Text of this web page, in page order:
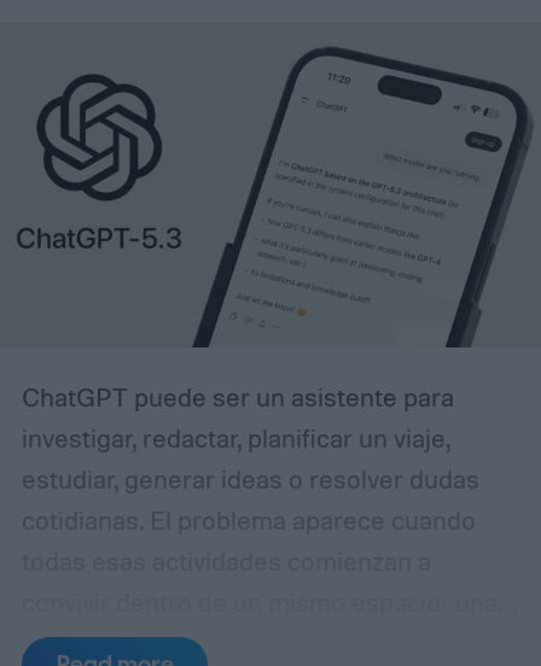
ChatGPT puede ser un asistente para
investigar, redactar, planificar un viaje,
estudiar, generar ideas o resolver dudas
cotidianas. El problema aparece cuando
conversación puede pasar de una